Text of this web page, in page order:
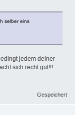
selber eins
jedem deiner
sich recht gut!!!
Gespeichert